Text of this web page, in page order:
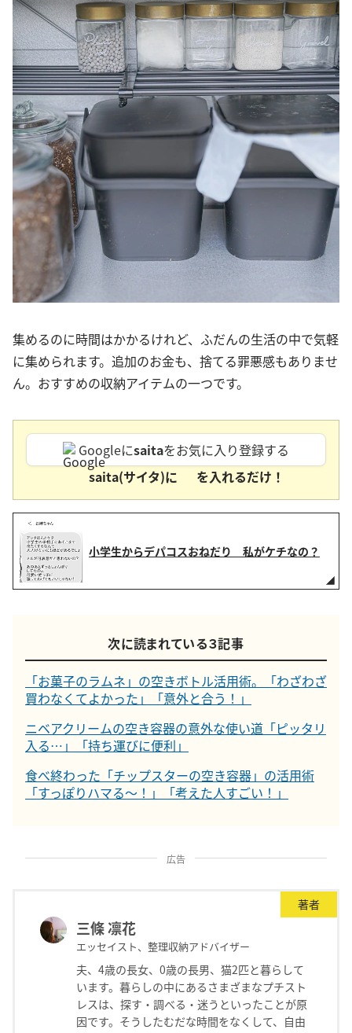
集めるのに時間はかかるけれど、ふだんの生活の中で気軽
に集められます。追加のお金も、捨てる罪悪感もありませ
ん。おすすめの収納アイテムの一つです。
Googleにsaitaをお気に入り登録する
saita(サイタ)に
を入れるだけ！
小学生からデパコスおねだり 私がケチなの？
次に読まれている３記事
「お菓子のラムネ」の空きボトル活用術。「わざわざ
買わなくてよかった」「意外と合う！」
ニベアクリームの空き容器の意外な使い道「ピッタリ
入る…」「持ち運びに便利」
食べ終わった「チップスターの空き容器」の活用術
「すっぽりハマる～！」「考えた人すごい！」
広告
著者
三條 凛花
エッセイスト、整理収納アドバイザー
夫、4歳の長女、0歳の長男、猫2匹と暮らして
います。暮らしの中にあるさまざまなプチスト
レスは、探す・調べる・迷うといったことが原
因です。そうしたむだな時間をなくして、自由